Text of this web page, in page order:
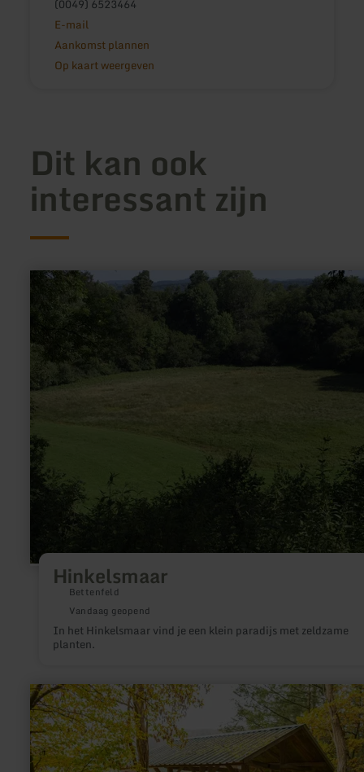
(0049) 6523464
E-mail
Aankomst plannen
Op kaart weergeven
Dit kan ook
interessant zijn
Hinkelsmaar
Bettenfeld
Vandaag geopend
In het Hinkelsmaar vind je een klein paradijs met zeldzame
planten.
meer
informatie
over:
Hinkelsmaar
meer
informatie
over:
Kobeslochhütte